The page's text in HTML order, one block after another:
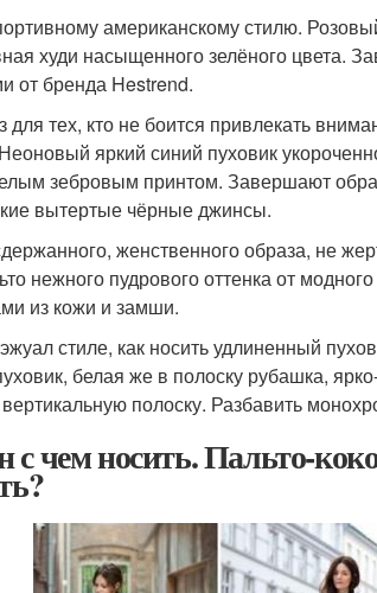
американскому стилю.
худи насыщенного зелёного цвета.
от бренда Hestrend.
тех, кто не боится привлекать
яркий синий пуховик
зебровым принтом. Завершают
вытертые чёрные джинсы.
женственного образа, не
нежного пудрового оттенка от
из кожи и замши.
стиле, как носить удлиненный
белая же в полоску рубашка,
полоску. Разбавить
чем носить. Пальто-